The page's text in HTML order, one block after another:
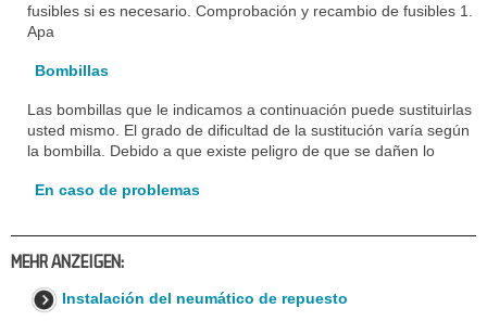
fusibles si es necesario. Comprobación y recambio de fusibles 1.
Apa
Bombillas
Las bombillas que le indicamos a continuación puede sustituirlas
usted mismo. El grado de dificultad de la sustitución varía según
la bombilla. Debido a que existe peligro de que se dañen lo
En caso de problemas
MEHR ANZEIGEN:
Instalación del neumático de repuesto